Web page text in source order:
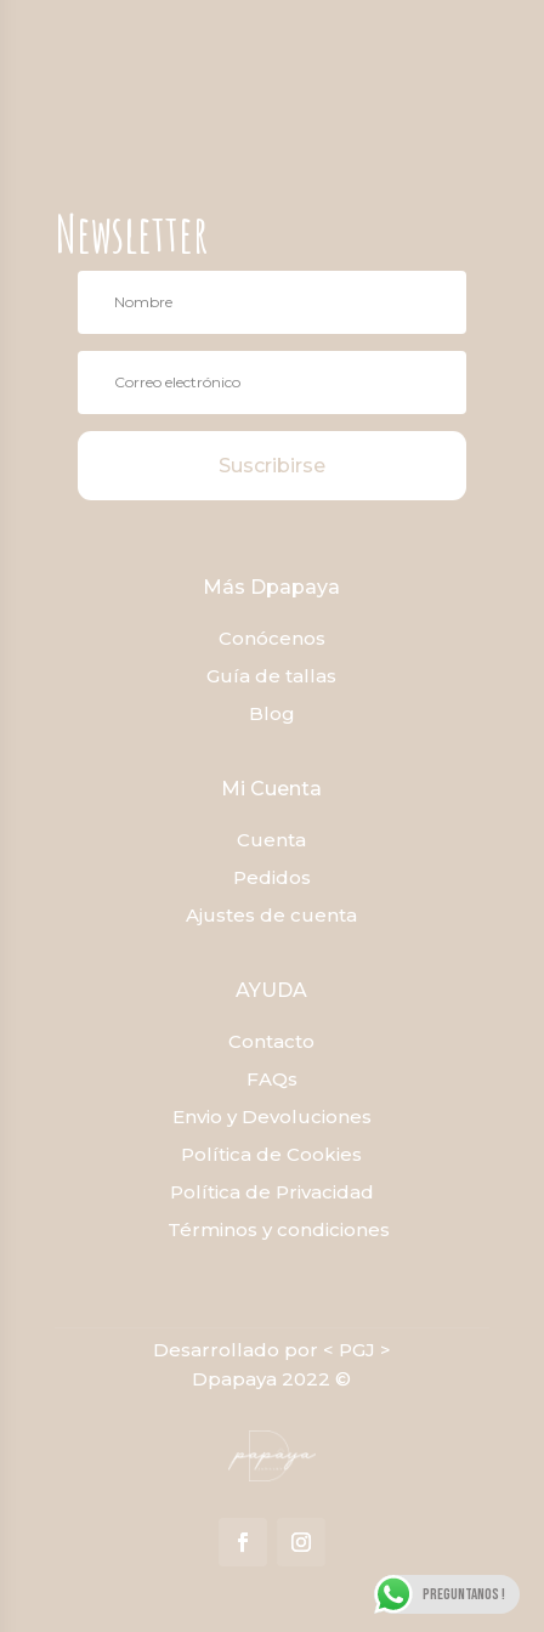
Newsletter
Suscribirse
Más Dpapaya
Conócenos
Guía de tallas
Blog
Mi Cuenta
Cuenta
Pedidos
Ajustes de cuenta
AYUDA
Contacto
FAQs
Envio y Devoluciones
Política de Cookies
Política de Privacidad
Términos y condiciones
Desarrollado por < PGJ >
Dpapaya 2022 ©
Preguntanos !